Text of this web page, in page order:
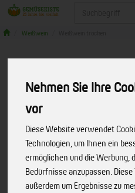
Nehmen Sie Ihre
vor
Diese Website verwendet
Technologien, um Ihnen ein
ermöglichen und die Werbung,
Bedürfnisse anzupassen.
außerdem um Ergebnisse zu
Weißwein